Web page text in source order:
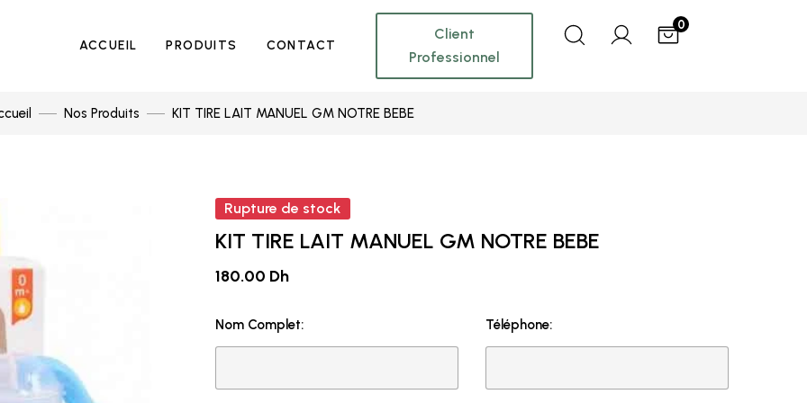
ACCUEIL PRODUITS CONTACT
Client
Professionnel
0
Nos Produits KIT TIRE LAIT MANUEL GM NOTRE BEBE
Rupture de stock
KIT TIRE LAIT MANUEL GM NOTRE BEBE
180.00 Dh
Nom Complet: Téléphone: